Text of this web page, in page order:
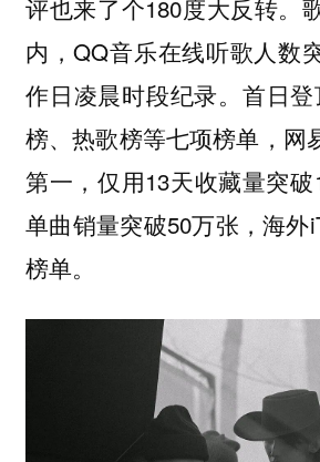
评也来了个180度大反转。
内，QQ音乐在线听歌人数
作日凌晨时段纪录。首日
榜、热歌榜等七项榜单，网
第一，仅用13天收藏量突
单曲销量突破50万张，海外
榜单。